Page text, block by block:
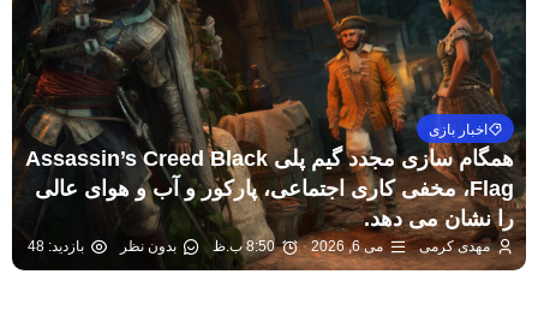
اخبار بازی
همگام سازی مجدد گیم پلی Assassin’s Creed Black
Flag، مخفی کاری اجتماعی، پارکور و آب و هوای عالی
را نشان می دهد.
مهدی کرمی می 6, 2026 8:50 ب.ظ بدون نظر بازدید: 48